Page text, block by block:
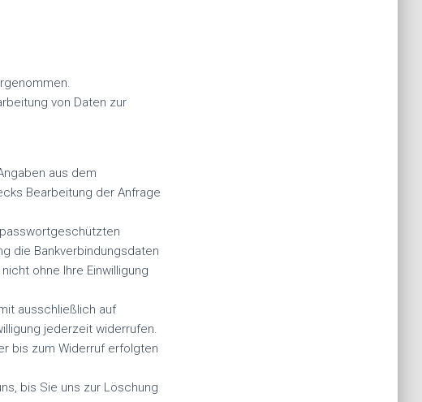
von Daten zur
aus dem
Bearbeitung der Anfrage
die Bankverbindungsdaten
ohne Ihre Einwilligung
ausschließlich auf
jederzeit widerrufen.
bis zum Widerruf erfolgten
bis Sie uns zur Löschung